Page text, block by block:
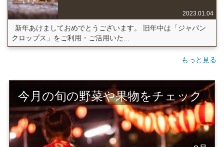
2023.01.04
新年あけましておめでとうございます。 旧年中は「ジャパン
クロップス」をご利用・ご活用いた...
もっと見る
今月の旬の野菜や果物をチェック